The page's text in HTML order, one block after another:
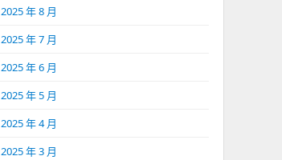
2025 年 8 月
2025 年 7 月
2025 年 6 月
2025 年 5 月
2025 年 4 月
2025 年 3 月